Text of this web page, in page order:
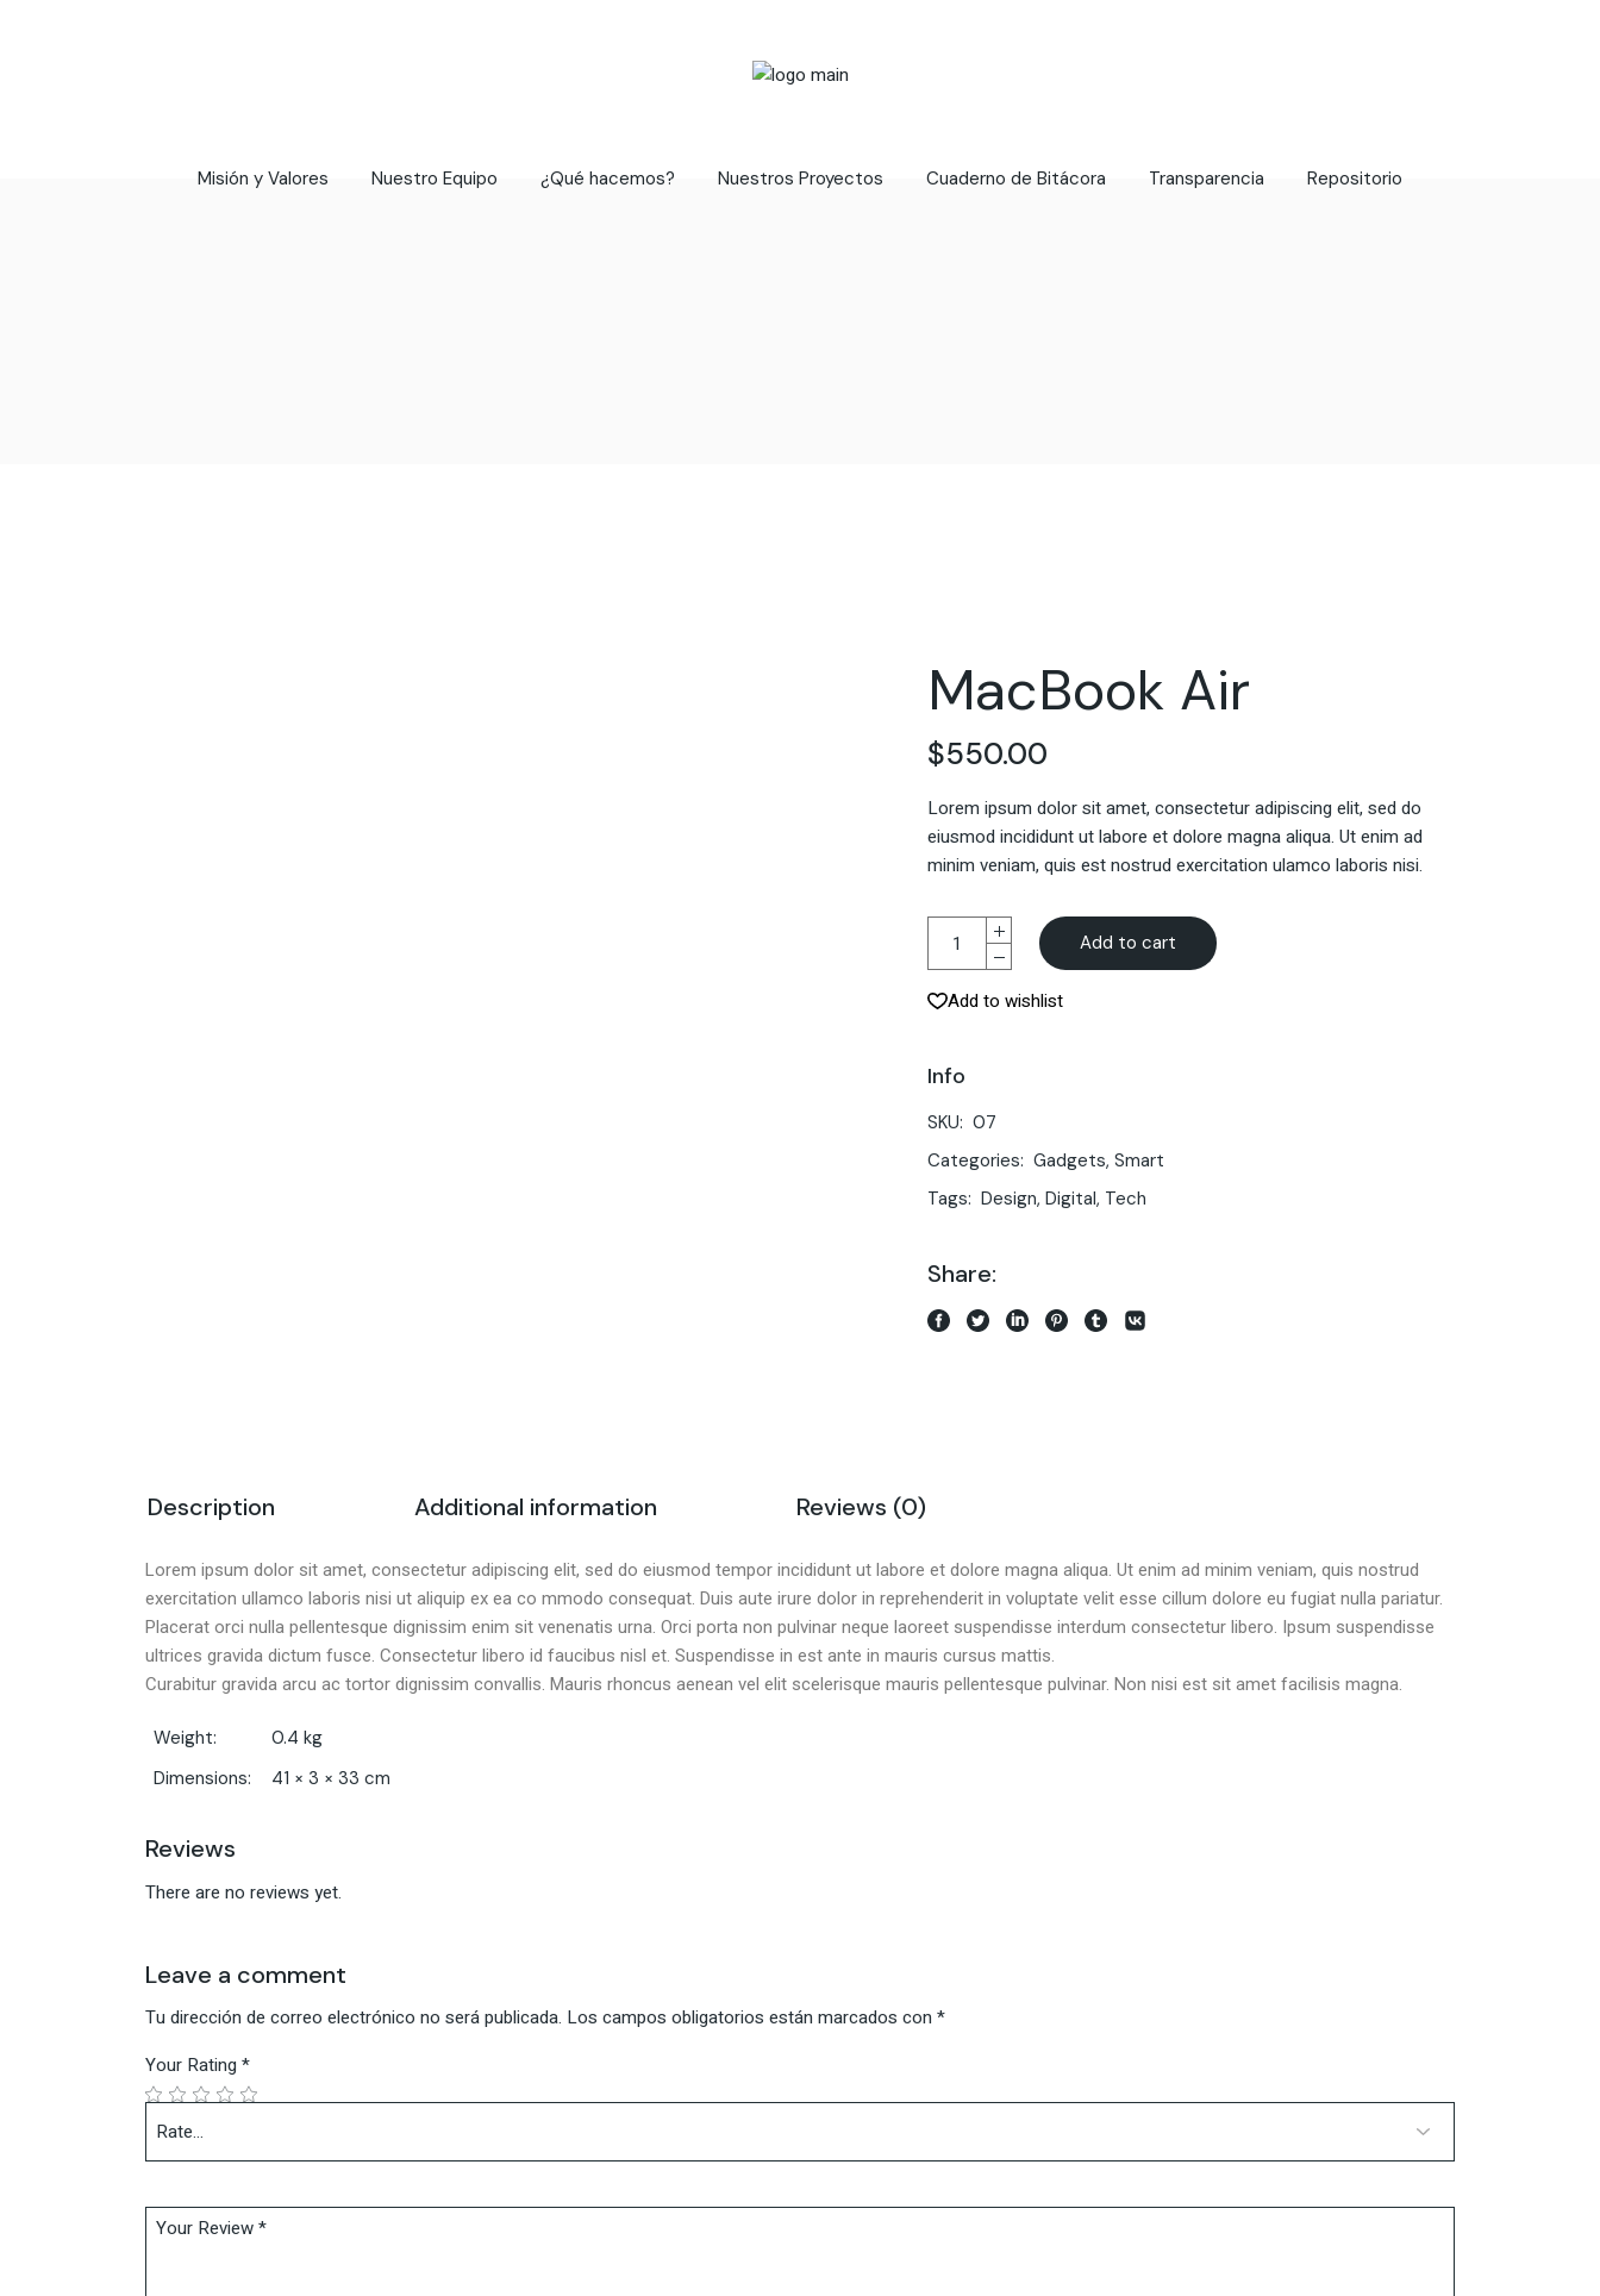
Misión y Valores Nuestro Equipo ¿Qué hacemos? Nuestros Proyectos Cuaderno de Bitácora Transparencia Repositorio
MacBook Air
$550.00
Lorem ipsum dolor sit amet, consectetur adipiscing elit, sed do
eiusmod incididunt ut labore et dolore magna aliqua. Ut enim ad
minim veniam, quis est nostrud exercitation ulamco laboris nisi.
Add to cart
Add to wishlist
Info
SKU: 07
Categories: Gadgets,Smart
Tags: Design,Digital, Tech
Share:
Description Additional information Reviews (0)
Lorem ipsum dolor sit amet, consectetur adipiscing elit, sed do eiusmod tempor incididunt ut labore et dolore magna aliqua. Ut enim ad minim veniam, quis nostrud
exercitation ullamco laboris nisi ut aliquip ex ea co mmodo consequat. Duis aute irure dolor in reprehenderit in voluptate velit esse cillum dolore eu fugiat nulla pariatur.
Placerat orci nulla pellentesque dignissim enim sit venenatis urna. Orci porta non pulvinar neque laoreet suspendisse interdum consectetur libero. Ipsum suspendisse
ultrices gravida dictum fusce. Consectetur libero id faucibus nisl et. Suspendisse in est ante in mauris cursus mattis.
Curabitur gravida arcu ac tortor dignissim convallis. Mauris rhoncus aenean vel elit scelerisque mauris pellentesque pulvinar. Non nisi est sit amet facilisis magna.
Weight
0.4 kg
Dimensions
41 × 3 × 33 cm
Reviews
There are no reviews yet.
Leave a comment
Tu dirección de correo electrónico no será publicada. Los campos obligatorios están marcados con *
Your Rating *